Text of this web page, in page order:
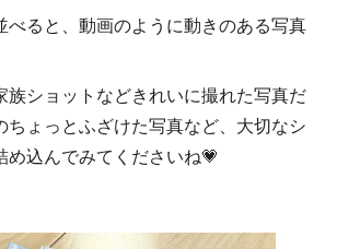
べると、動画のように動きのある写真
族ショットなどきれいに撮れた写真だ
ちょっとふざけた写真など、大切なシ
め込んでみてくださいね💗